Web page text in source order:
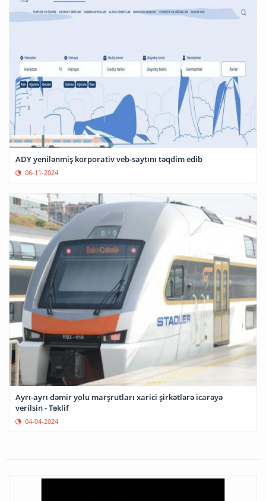
ADY yenilənmiş korporativ veb-saytını təqdim edib
06-11-2024
Ayrı-ayrı dəmir yolu marşrutları xarici şirkətlərə icarəyə
verilsin - Təklif
04-04-2024